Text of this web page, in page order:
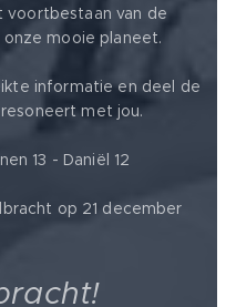
voortbestaan van de
mooie planeet.
informatie en deel de
met jou.
13 - Daniël 12
op 21 december